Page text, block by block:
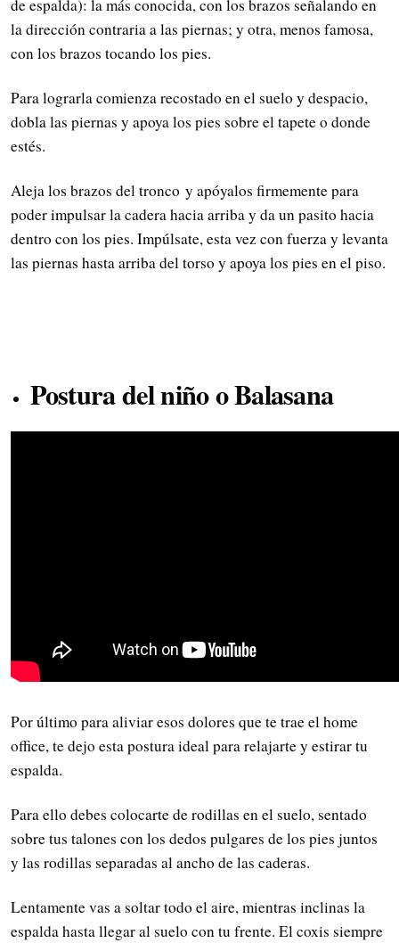
de espalda): la más conocida, con los brazos señalando en
la dirección contraria a las piernas; y otra, menos famosa,
con los brazos tocando los pies.
Para lograrla comienza recostado en el suelo y despacio,
dobla las piernas y apoya los pies sobre el tapete o donde
estés.
Aleja los brazos del tronco y apóyalos firmemente para
poder impulsar la cadera hacia arriba y da un pasito hacia
dentro con los pies. Impúlsate, esta vez con fuerza y levanta
las piernas hasta arriba del torso y apoya los pies en el piso.
Postura del niño o Balasana
Por último para aliviar esos dolores que te trae el home
office, te dejo esta postura ideal para relajarte y estirar tu
espalda.
Para ello debes colocarte de rodillas en el suelo, sentado
sobre tus talones con los dedos pulgares de los pies juntos
y las rodillas separadas al ancho de las caderas.
Lentamente vas a soltar todo el aire, mientras inclinas la
espalda hasta llegar al suelo con tu frente. El coxis siempre